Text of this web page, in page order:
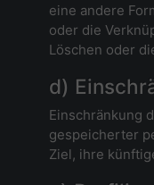
eine andere
oder die
Löschen oder
d)
Einschränkung
gespeicherter
Ziel, ihre